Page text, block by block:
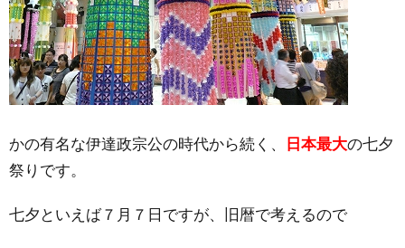
かの有名な伊達政宗公の時代から続く、 日本最大の七夕
祭りです。
七夕といえば７月７日ですが、旧暦で考えるので